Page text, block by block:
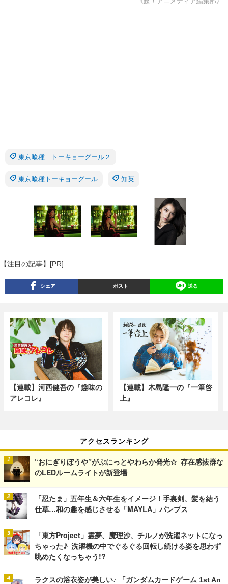
東京喰種 トーキョーグール２
東京喰種トーキョーグール 知英
【注目の記事】[PR]
シェア ポスト 送る
【連載】河西健吾の『趣味の
アレコレ』
【連載】木島隆一の『一筆啓
上』
アクセスランキング
“おにぎりぼうや”がぷにっとやわらか発光☆ 存在感抜群な
のLEDルームライトが新登場
「忍たま」五年生＆六年生をイメージ！手裏剣、髪を結う
仕草…和の趣を感じさせる「MAYLA」パンプス
「東方Project」霊夢、魔理沙、チルノが洗濯ネットになっ
ちゃった♪ 洗濯機の中でぐるぐる回転し続ける姿を思わず
眺めたくなっちゃう!?
ラクスの浴衣姿が美しい♪ 「ガンダムカードゲーム 1st An